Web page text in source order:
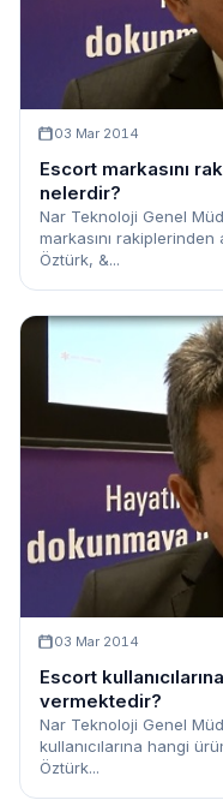
03 Mar 2014
Escort markasını
nelerdir?
Nar Teknoloji Genel
markasını
Öztürk, &...
03 Mar 2014
Escort
vermektedir?
Nar Teknoloji Genel
kullanıcılarına hangi
Öztürk...